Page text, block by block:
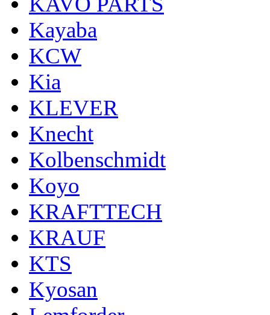
Kayaba
KCW
Kia
KLEVER
Knecht
Kolbenschmidt
Koyo
KRAFTTECH
KRAUF
KTS
Kyosan